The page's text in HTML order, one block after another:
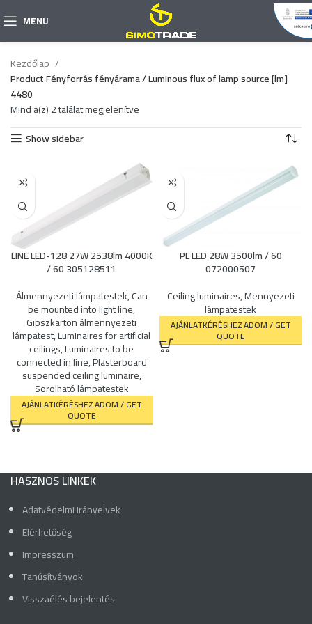
MENU
Kezdőlap
Product Fényforrás fényárama / Luminous flux of lamp source [lm]
4480
Mind a(z) 2 találat megjelenítve
Show sidebar
LINE LED-128 27W 2538lm 4000K
/ 60 305128511
Álmennyezeti lámpatestek,Can
be mounted into light line,
Gipszkarton álmennyezeti
lámpatest,Luminaires for artificial
ceilings,Luminaires to be
connected in line,Plasterboard
suspended ceiling luminaire,
Sorolható lámpatestek
AJÁNLATKÉRÉSHEZ ADOM / GET
QUOTE
PL LED 28W 3500lm / 60
072000507
Ceiling luminaires,Mennyezeti
lámpatestek
AJÁNLATKÉRÉSHEZ ADOM / GET
QUOTE
HASZNOS LINKEK
Adatvédelmi irányelvek
Elérhetőség
Impresszum
Tanúsítványok
Visszaélés bejelentés